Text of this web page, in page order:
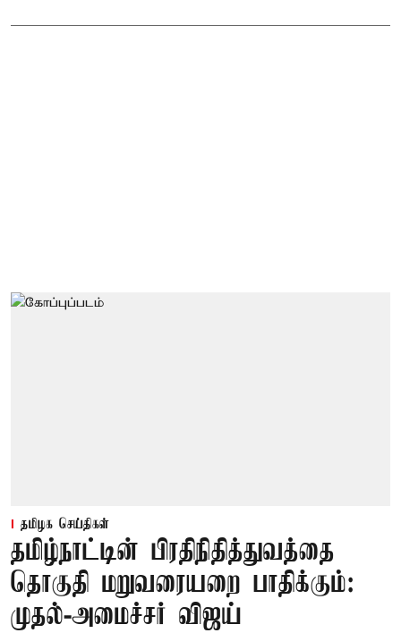
தமிழக செய்திகள்
தமிழ்நாட்டின் பிரதிநிதித்துவத்தை
தொகுதி மறுவரையறை பாதிக்கும்:
முதல்-அமைச்சர் விஜய்